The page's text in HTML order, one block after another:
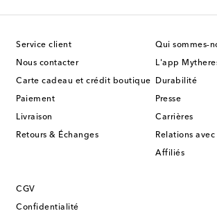
Service client
Nous contacter
Carte cadeau et crédit boutique
Paiement
Livraison
Retours & Échanges
Qui sommes-
L'app
Durabilité
Presse
Carrières
Relations
Affiliés
CGV
Confidentialité